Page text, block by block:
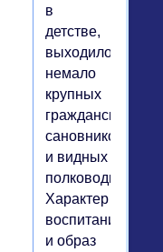
в
детстве,
выходило
немало
крупных
гражданских
сановников
и видных
полководцев.
Характер
воспитания
и образ